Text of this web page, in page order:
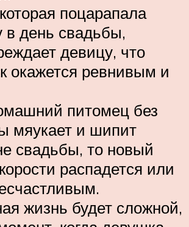
поцарапала
в день свадьбы,
девицу, что
окажется ревнивым и
питомец без
мяукает и шипит
свадьбы, то новый
распадется или
жизнь будет сложной,